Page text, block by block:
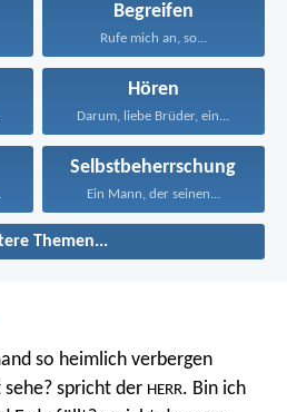
Begreifen
Rufe mich an, so...
Hören
Darum, liebe Brüder, ein...
Selbstbeherrschung
Ein Mann, der seinen...
Themen...
so heimlich verbergen
spricht der HERR. Bin ich